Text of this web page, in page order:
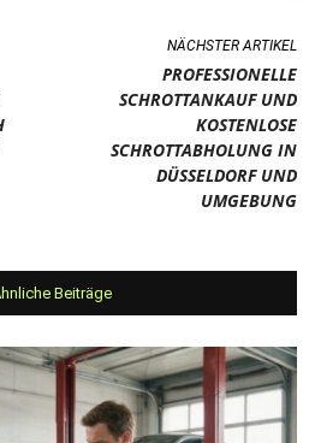
NÄCHSTER ARTIKEL
PROFESSIONELLE
SCHROTTANKAUF UND
KOSTENLOSE
SCHROTTABHOLUNG IN
DÜSSELDORF UND
UMGEBUNG
Beiträge